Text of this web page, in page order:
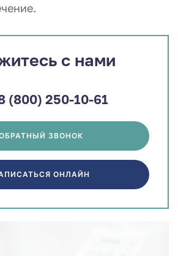
с нами
(800) 250-10-61
ЗВОНОК
ОНЛАЙН